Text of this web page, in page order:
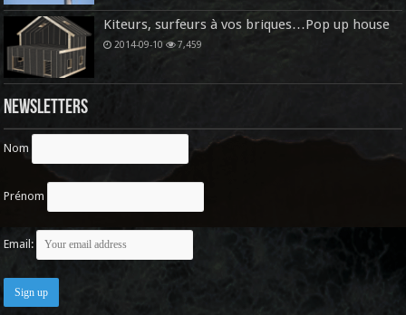
Kiteurs, surfeurs à vos briques…Pop up house
2014-09-10 7,459
Newsletters
Nom
Prénom
Email: